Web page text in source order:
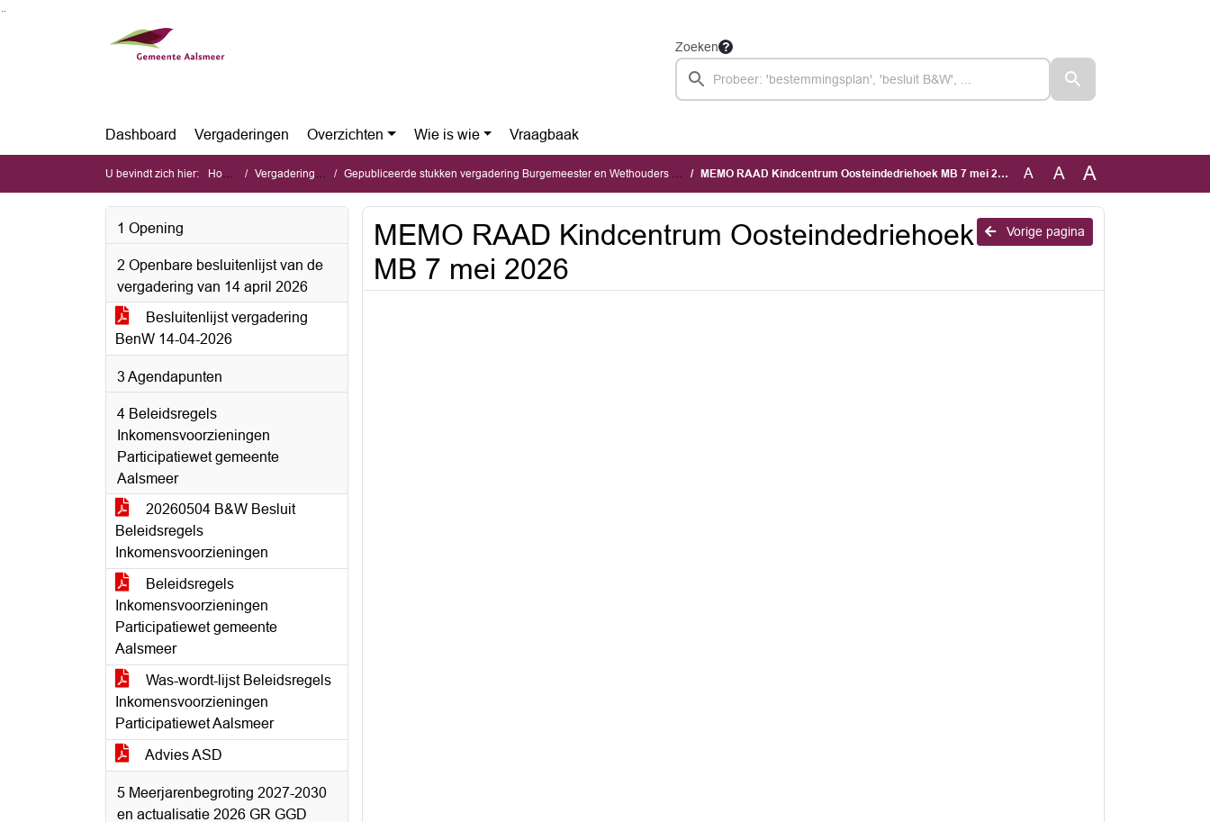
Zoeken
Dashboard Vergaderingen Overzichten Wie is wie Vraagbaak
U bevindt zich hier: Home Vergaderingen Gepubliceerde stukken vergadering Burgemeester en Wethouders (maandag 4 mei 2026) MEMO RAAD Kindcentrum Oosteindedriehoek MB 7 mei 2026 A A A
1 Opening
2 Openbare besluitenlijst van de
vergadering van 14 april 2026
Besluitenlijst vergadering
BenW 14-04-2026
3 Agendapunten
4 Beleidsregels
Inkomensvoorzieningen
Participatiewet gemeente
Aalsmeer
20260504 B&W Besluit
Beleidsregels
Inkomensvoorzieningen
Beleidsregels
Inkomensvoorzieningen
Participatiewet gemeente
Aalsmeer
Was-wordt-lijst Beleidsregels
Inkomensvoorzieningen
Participatiewet Aalsmeer
Advies ASD
5 Meerjarenbegroting 2027-2030
en actualisatie 2026 GR GGD
Vorige pagina
MEMO RAAD Kindcentrum Oosteindedriehoek
MB 7 mei 2026